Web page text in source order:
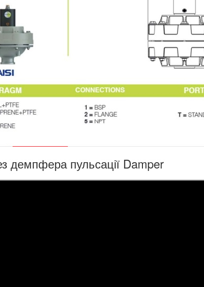
демпфера пульсації Damper